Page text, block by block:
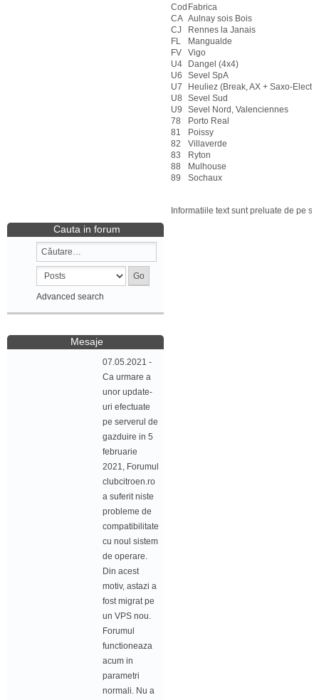
Cod Fabrica
CA Aulnay sois Bois
CJ
Rennes la Janais
FL
Mangualde
FV
Vigo
U4
Dangel (4x4)
U6
Sevel SpA
U7
Heuliez (Break, AX + Saxo-
U8
Sevel Sud
U9
Sevel Nord, Valenciennes
78
Porto Real
81
Poissy
82
Villaverde
83
Ryton
88
Mulhouse
89
Sochaux
Informatiile text sunt preluate de pe
Cauta in forum
Advanced search
Mesaje
07.05.2021 -
Ca urmare a
unor update-
uri efectuate
pe serverul de
gazduire in 5
februarie
2021, Forumul
clubcitroen.ro
a suferit niste
probleme de
compatibilitate
cu noul sistem
de operare.
Din acest
motiv, astazi a
fost migrat pe
un VPS nou.
Forumul
functioneaza
acum in
parametri
normali. Nu a